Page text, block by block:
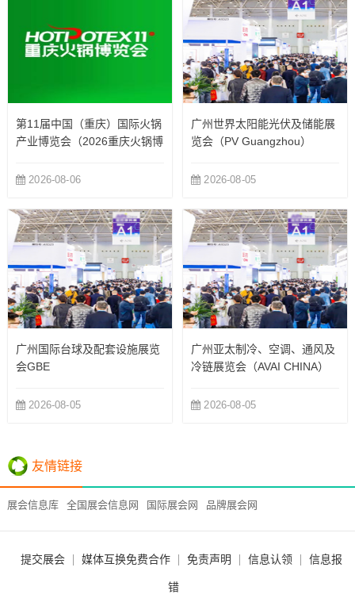
第11届中国（重庆）国际火锅
产业博览会（2026重庆火锅博
2026-08-06
广州世界太阳能光伏及储能展
览会（PV Guangzhou）
2026-08-05
广州国际台球及配套设施展览
会GBE
2026-08-05
广州亚太制冷、空调、通风及
冷链展览会（AVAI CHINA）
2026-08-05
友情链接
展会信息库 全国展会信息网 国际展会网 品牌展会网
提交展会 媒体互换免费合作 免责声明 信息认领 信息报
错